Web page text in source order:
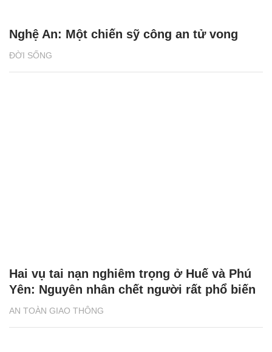
ĐỜI SỐNG
Nghệ An: Một chiến sỹ công an tử vong
AN TOÀN GIAO THÔNG
Hai vụ tai nạn nghiêm trọng ở Huế và Phú
Yên: Nguyên nhân chết người rất phổ biến